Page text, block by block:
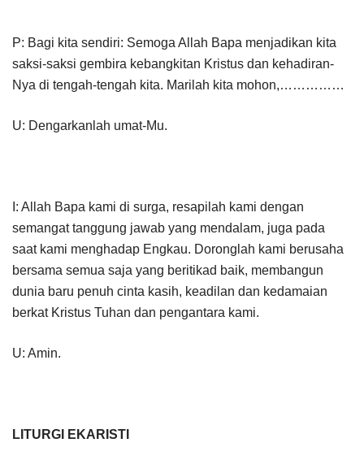
P: Bagi kita sendiri: Semoga Allah Bapa menjadikan kita
saksi-saksi gembira kebangkitan Kristus dan kehadiran-
Nya di tengah-tengah kita. Marilah kita mohon,……………
U: Dengarkanlah umat-Mu.
I: Allah Bapa kami di surga, resapilah kami dengan
semangat tanggung jawab yang mendalam, juga pada
saat kami menghadap Engkau. Doronglah kami berusaha
bersama semua saja yang beritikad baik, membangun
dunia baru penuh cinta kasih, keadilan dan kedamaian
berkat Kristus Tuhan dan pengantara kami.
U: Amin.
LITURGI EKARISTI